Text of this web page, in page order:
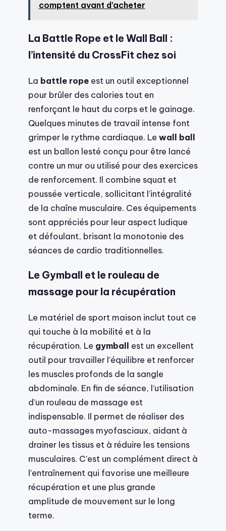
comptent avant d’acheter
La Battle Rope et le Wall Ball :
l’intensité du CrossFit chez soi
La battle rope est un outil exceptionnel
pour brûler des calories tout en
renforçant le haut du corps et le gainage.
Quelques minutes de travail intense font
grimper le rythme cardiaque. Le wall ball
est un ballon lesté conçu pour être lancé
contre un mur ou utilisé pour des exercices
de renforcement. Il combine squat et
poussée verticale, sollicitant l’intégralité
de la chaîne musculaire. Ces équipements
sont appréciés pour leur aspect ludique
et défoulant, brisant la monotonie des
séances de cardio traditionnelles.
Le Gymball et le rouleau de
massage pour la récupération
Le matériel de sport maison inclut tout ce
qui touche à la mobilité et à la
récupération. Le gymball est un excellent
outil pour travailler l’équilibre et renforcer
les muscles profonds de la sangle
abdominale. En fin de séance, l’utilisation
d’un rouleau de massage est
indispensable. Il permet de réaliser des
auto-massages myofasciaux, aidant à
drainer les tissus et à réduire les tensions
musculaires. C’est un complément direct à
l’entraînement qui favorise une meilleure
récupération et une plus grande
amplitude de mouvement sur le long
terme.